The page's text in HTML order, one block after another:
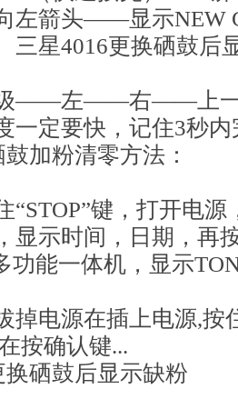
箭头——显示NEW
星4016更换硒鼓后
——左——右——上一
一定要快，记住3秒
加粉清零方法：
“STOP”键，打开电
显示时间，日期，再
功能一体机，显示
掉电源在插上电源,按
按确认键...
换硒鼓后显示缺粉